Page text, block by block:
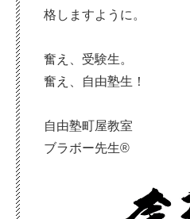
格しますように。
奮え、受験生。
奮え、自由塾生！
自由塾町屋教室
ブラボー先生®